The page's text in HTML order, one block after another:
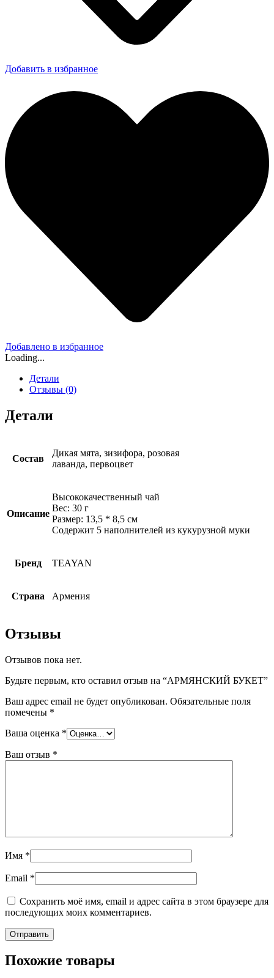
Добавить в избранное
Добавлено в избранное
Loading...
Детали
Отзывы (0)
Детали
Состав
Дикая мята, зизифора, розовая
лаванда, первоцвет
Описание
Высококачественный чай
Вес: 30 г
Размер: 13,5 * 8,5 см
Содержит 5 наполнителей из кукурузной муки
Бренд TEAYAN
Страна Армения
Отзывы
Отзывов пока нет.
Будьте первым, кто оставил отзыв на “АРМЯНСКИЙ БУКЕТ”
Ваш адрес email не будет опубликован. Обязательные поля
помечены *
Ваша оценка *
Ваш отзыв *
Имя *
Email *
Сохранить моё имя, email и адрес сайта в этом браузере для
последующих моих комментариев.
Похожие товары